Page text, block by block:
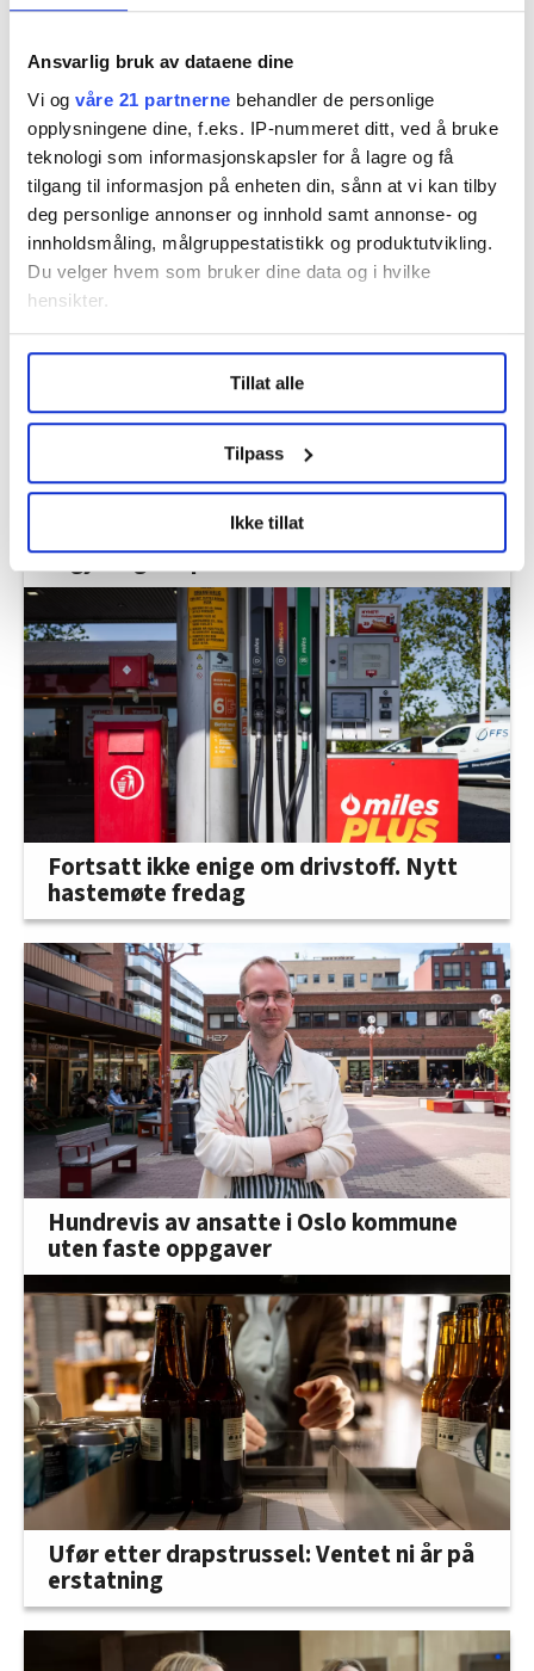
Ansvarlig bruk av dataene dine
Vi og våre 21 partnerne behandler de personlige
opplysningene dine, f.eks. IP-nummeret ditt, ved å bruke
teknologi som informasjonskapsler for å lagre og få
tilgang til informasjon på enheten din, sånn at vi kan tilby
deg personlige annonser og innhold samt annonse- og
innholdsmåling, målgruppestatistikk og produktutvikling.
Du velger hvem som bruker dine data og i hvilke
hensikter.
Undermer infokan du lese om hvordan dine personlige
data behandles og hvordan du kan velge hvordan de skal
brukes. Du kan hele tiden endre eller trekke tilbake ditt
samtykke fra erklæringen om informasjonskapsler.
LO Medias publikasjoner frifagbevegelse.no, hk-nytt.no
og fontene.no bruker informasjonskapsler (cookies) for å
lære hvordan våre nettsider blir brukt slik at vi tilby
relevant innhold, tilpassede annonser og utarbeide
Vi deler bare informasjon om hvordan du bruker
nettstedet med LO Medias egne samarbeidspartnere
innenfor analyse og annonsering. Disse er angitt i
oversikten lengre ned på denne siden.
Tillat alle
Tilpass
Ikke tillat
Flere saker
Norge må ha mer strøm. Her er
regjeringens plan
Fortsatt ikke enige om drivstoff. Nytt
hastemøte fredag
Hundrevis av ansatte i Oslo kommune
uten faste oppgaver
Ufør etter drapstrussel: Ventet ni år på
erstatning